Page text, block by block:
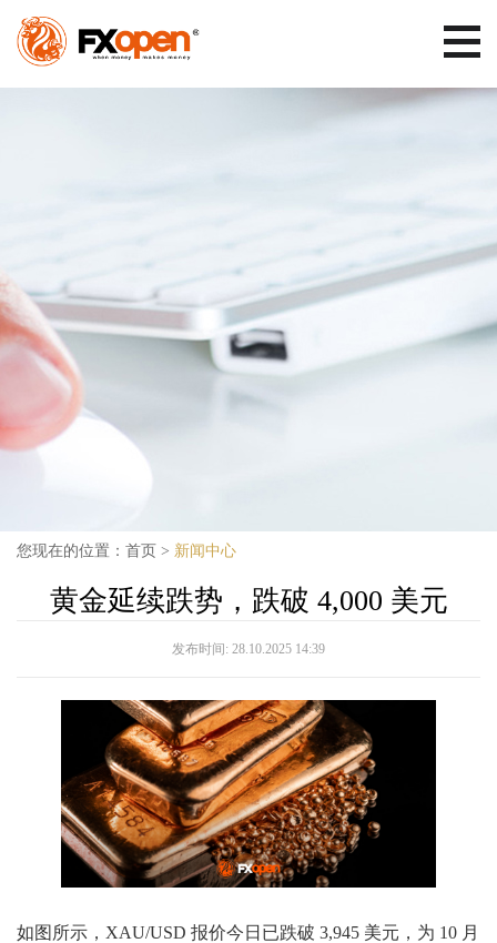
您现在的位置： 首页 > 新闻中心
黄金延续跌势，跌破 4,000 美元
发布时间: 28.10.2025 14:39
如图所示，XAU/USD 报价今日已跌破 3,945 美元，为 10 月